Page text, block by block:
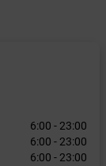
6:00 - 23:00
6:00 - 23:00
6:00 - 23:00